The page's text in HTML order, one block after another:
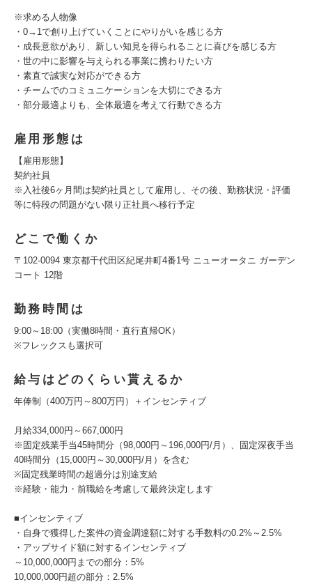
※求める人物像
・0→1で創り上げていくことにやりがいを感じる方
・成長意欲があり、新しい知見を得られることに喜びを感じる方
・世の中に影響を与えられる事業に携わりたい方
・素直で誠実な対応ができる方
・チームでのコミュニケーションを大切にできる方
・部分最適よりも、全体最適を考えて行動できる方
雇用形態は
【雇用形態】
契約社員
※入社後6ヶ月間は契約社員として雇用し、その後、勤務状況・評価
等に特段の問題がない限り正社員へ移行予定
どこで働くか
〒102-0094 東京都千代田区紀尾井町4番1号 ニューオータニ ガーデン
コート 12階
勤務時間は
9:00～18:00（実働8時間・直行直帰OK）
※フレックスも選択可
給与はどのくらい貰えるか
年俸制（400万円～800万円）＋インセンティブ
月給334,000円～667,000円
※固定残業手当45時間分（98,000円～196,000円/月）、固定深夜手当
40時間分（15,000円～30,000円/月）を含む
※固定残業時間の超過分は別途支給
※経験・能力・前職給を考慮して最終決定します
■インセンティブ
・自身で獲得した案件の資金調達額に対する手数料の0.2%～2.5%
・アップサイド額に対するインセンティブ
～10,000,000円までの部分：5%
10,000,000円超の部分：2.5%